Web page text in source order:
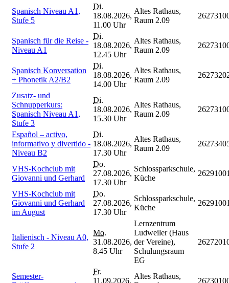
Spanisch Niveau A1,
Stufe 5
Di.
18.08.2026,
11.00 Uhr
Altes Rathaus,
Raum 2.09
Spanisch für die Reise -
Niveau A1
Di.
18.08.2026,
12.45 Uhr
Altes Rathaus,
Raum 2.09
Spanisch Konversation
+ Phonetik A2/B2
Di.
18.08.2026,
14.00 Uhr
Altes Rathaus,
Raum 2.09
Zusatz- und
Schnupperkurs:
Spanisch Niveau A1,
Stufe 3
Di.
18.08.2026,
15.30 Uhr
Altes Rathaus,
Raum 2.09
Español – activo,
informativo y divertido -
Niveau B2
Di.
18.08.2026,
17.30 Uhr
Altes Rathaus,
Raum 2.09
VHS-Kochclub mit
Giovanni und Gerhard
Do.
27.08.2026,
17.30 Uhr
Schlossparkschule,
Küche
VHS-Kochclub mit
Giovanni und Gerhard
im August
Do.
27.08.2026,
17.30 Uhr
Schlossparkschule,
Küche
Italienisch - Niveau A0,
Stufe 2
Mo.
31.08.2026,
8.45 Uhr
Lernzentrum
Ludweiler (Haus
der Vereine),
Schulungsraum
EG
Semester-
Fr.
11.09.2026,
Altes Rathaus,